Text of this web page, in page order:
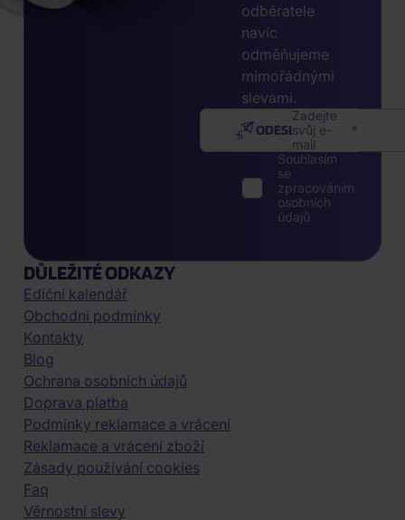
odběratele
navíc
odměňujeme
mimořádnými
slevami.
Zadejte
svůj e-
mail
ODESLAT
Souhlasím
se
zpracováním
osobních
údajů
DŮLEŽITÉ ODKAZY
Ediční kalendář
Obchodní podmínky
Kontakty
Blog
Ochrana osobních údajů
Doprava platba
Podmínky reklamace a vrácení
Reklamace a vrácení zboží
Zásady používání cookies
Faq
Věrnostní slevy